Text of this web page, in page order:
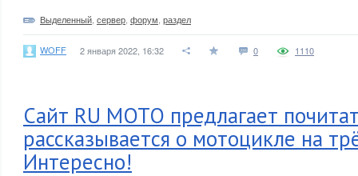
Выделенный сервер форум раздел
WOFF 2 января 2022, 16:32 0 1110
Сайт RU MOTO предлагает
рассказывается о мотоцикле на
Интересно!